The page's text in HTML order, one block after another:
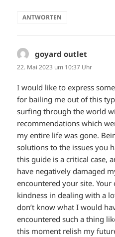
ANTWORTEN
goyard outlet
22. Mai 2023 um 10:37 Uhr
I would like to express
for bailing me out of this
surfing through the world
recommendations which
my entire life was gone.
solutions to the issues you
this guide is a critical case,
have negatively damaged
encountered your site.
kindness in dealing with a
don’t know what I would
encountered such a thing
this moment relish my